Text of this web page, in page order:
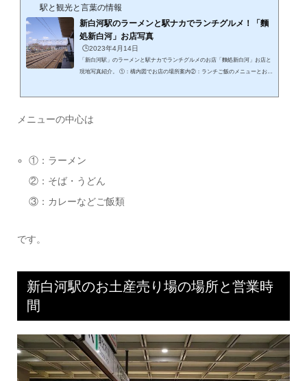
駅と観光と言葉の情報
新白河駅のラーメンと駅ナカでランチグルメ！「麵
処新白河」お店写真
🕒️2023年4月14日
「新白河駅」のラーメンと駅ナカでランチグルメのお店「麵処新白河」お店と
現地写真紹介。 ①：構内図でお店の場所案内②：ランチご飯のメニューとお店
案内します。（JR公式より引用）実際のお店の写真です。場所は、東北本線と
メニューの中心は
①：ラーメン
②：そば・うどん
③：カレーなどご飯類
です。
新白河駅のお土産売り場の場所と営業時
間